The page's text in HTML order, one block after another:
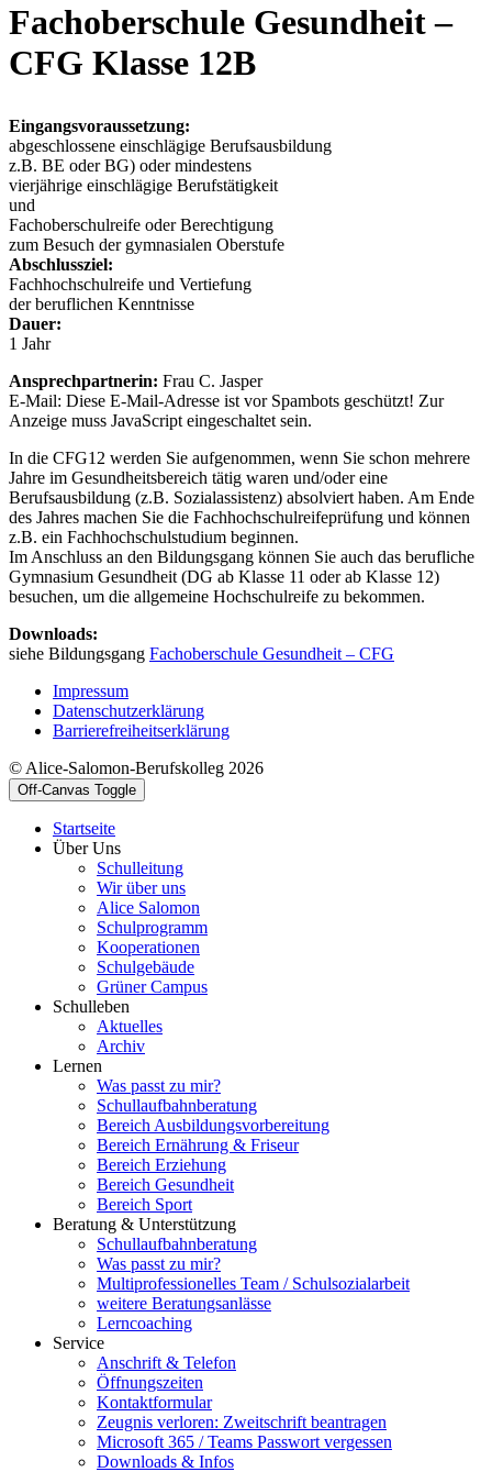
Fachoberschule Gesundheit –
CFG Klasse 12B
Eingangsvoraussetzung:
abgeschlossene einschlägige Berufsausbildung
z.B. BE oder BG) oder mindestens
vierjährige einschlägige Berufstätigkeit
und
Fachoberschulreife oder Berechtigung
zum Besuch der gymnasialen Oberstufe
Abschlussziel:
Fachhochschulreife und Vertiefung
der beruflichen Kenntnisse
Dauer:
1 Jahr
Ansprechpartnerin: Frau C. Jasper
E-Mail: Diese E-Mail-Adresse ist vor Spambots geschützt! Zur
Anzeige muss JavaScript eingeschaltet sein.
In die CFG12 werden Sie aufgenommen, wenn Sie schon mehrere
Jahre im Gesundheitsbereich tätig waren und/oder eine
Berufsausbildung (z.B. Sozialassistenz) absolviert haben. Am Ende
des Jahres machen Sie die Fachhochschulreifeprüfung und können
z.B. ein Fachhochschulstudium beginnen.
Im Anschluss an den Bildungsgang können Sie auch das berufliche
Gymnasium Gesundheit (DG ab Klasse 11 oder ab Klasse 12)
besuchen, um die allgemeine Hochschulreife zu bekommen.
Downloads:
siehe Bildungsgang Fachoberschule Gesundheit – CFG
Impressum
Datenschutzerklärung
Barrierefreiheitserklärung
© Alice-Salomon-Berufskolleg 2026
Off-Canvas Toggle
Startseite
Über Uns
Schulleitung
Wir über uns
Alice Salomon
Schulprogramm
Kooperationen
Schulgebäude
Grüner Campus
Schulleben
Aktuelles
Archiv
Lernen
Was passt zu mir?
Schullaufbahnberatung
Bereich Ausbildungsvorbereitung
Bereich Ernährung & Friseur
Bereich Erziehung
Bereich Gesundheit
Bereich Sport
Beratung & Unterstützung
Schullaufbahnberatung
Was passt zu mir?
Multipro­fessionelles Team / Schulsozialarbeit
weitere Beratungsanlässe
Lerncoaching
Service
Anschrift & Telefon
Öffnungszeiten
Kontaktformular
Zeugnis verloren: Zweitschrift beantragen
Microsoft 365 / Teams Passwort vergessen
Downloads & Infos